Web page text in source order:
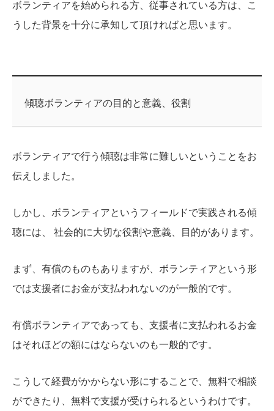
ボランティアを始められる方、従事されている方は、こ
うした背景を十分に承知して頂ければと思います。
傾聴ボランティアの目的と意義、役割
ボランティアで行う傾聴は非常に難しいということをお
伝えしました。
しかし、ボランティアというフィールドで実践される傾
聴には、 社会的に大切な役割や意義、目的があります。
まず、有償のものもありますが、ボランティアという形
では支援者にお金が支払われないのが一般的です。
有償ボランティアであっても、支援者に支払われるお金
はそれほどの額にはならないのも一般的です。
こうして経費がかからない形にすることで、無料で相談
ができたり、無料で支援が受けられるというわけです。